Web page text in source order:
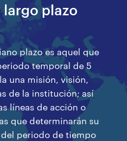
plazo
plazo es aquel que
temporal de 5
una misión, visión,
de la institución; así
líneas de acción o
que determinarán su
periodo de tiempo